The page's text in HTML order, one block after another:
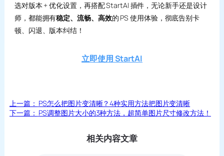
选对版本 + 优化设置，再搭配 StartAI 插件，无论新手还是设计
师，都能拥有稳定、流畅、高效的 PS 使用体验，彻底告别卡
顿、闪退、版本纠结！
立即使用 StartAI
上一篇： PS怎么把图片变清晰？4种实用方法把图片变清晰
下一篇： PS调整图片大小的3种方法，超简单图片尺寸修改方法！
相关内容文章